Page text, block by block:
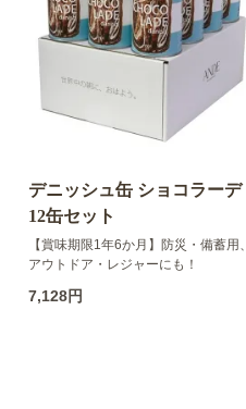
デニッシュ缶 ショコラーデ
12缶セット
【賞味期限1年6か月】防災・備蓄用、
アウトドア・レジャーにも！
7,128円